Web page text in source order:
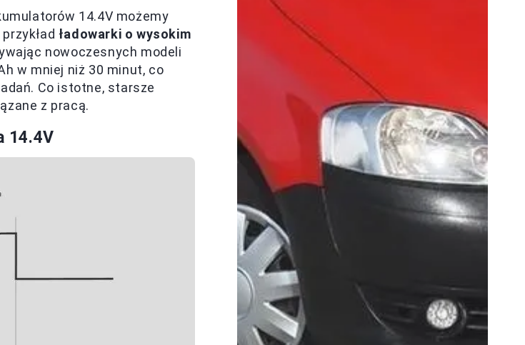
14.4V możemy
ładowarki o wysokim
nowoczesnych modeli
w mniej niż 30 minut, co
Co istotne, starsze
z pracą.
14.4V